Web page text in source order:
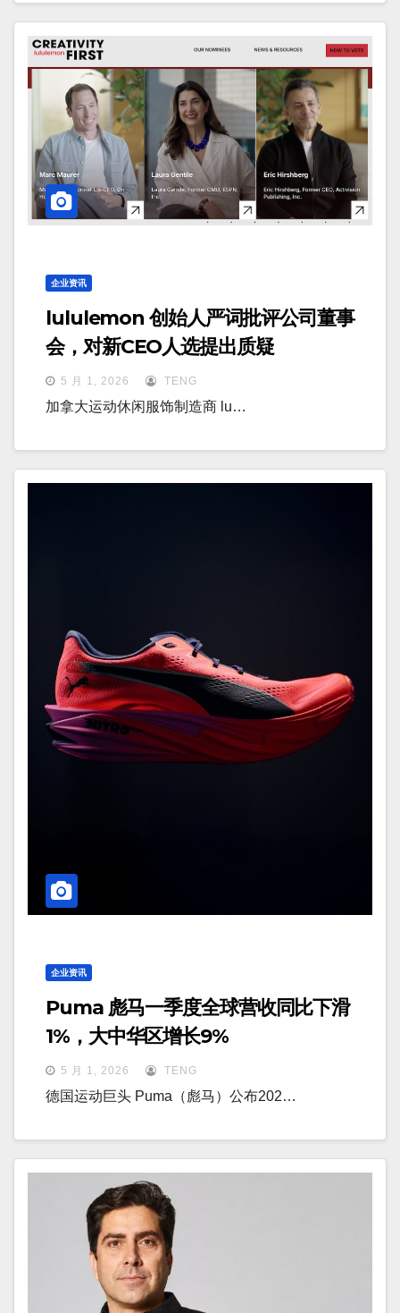
企业资讯
lululemon 创始人严词批评公司董事
会，对新CEO人选提出质疑
5 月 1, 2026 TENG
加拿大运动休闲服饰制造商 lu…
企业资讯
Puma 彪马一季度全球营收同比下滑
1%，大中华区增长9%
5 月 1, 2026 TENG
德国运动巨头 Puma（彪马）公布202…